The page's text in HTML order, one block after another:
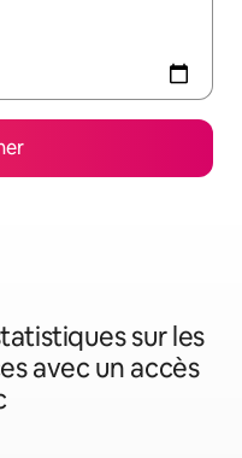
sur les
avec un accès